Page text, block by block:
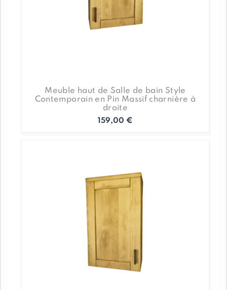
Meuble haut de Salle de bain Style
Contemporain en Pin Massif charnière à
droite
159,00 €